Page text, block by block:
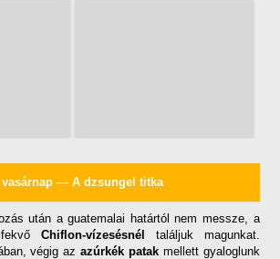
vasárnap — A dzsungel titka
után a guatemalai határtól nem messze, a
Chiflon-vízesésnél találjuk magunkat.
végig azazúrkék patakmellett gyaloglunk